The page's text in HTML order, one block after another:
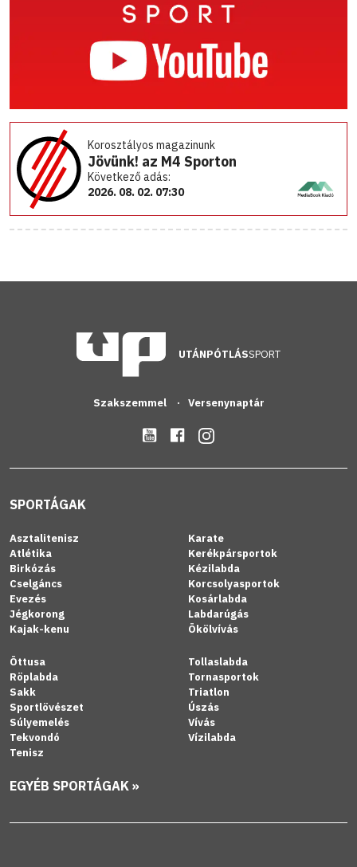
Korosztályos magazinunk
Jövünk! az M4 Sporton
Következő adás:
2026. 08. 02. 07:30
UTÁNPÓTLÁSSPORT
Szakszemmel Versenynaptár
SPORTÁGAK
Asztalitenisz
Atlétika
Birkózás
Cselgáncs
Evezés
Jégkorong
Kajak-kenu
Karate
Kerékpársportok
Kézilabda
Korcsolyasportok
Kosárlabda
Labdarúgás
Ökölvívás
Öttusa
Röplabda
Sakk
Sportlövészet
Súlyemelés
Tekvondó
Tenisz
Tollaslabda
Tornasportok
Triatlon
Úszás
Vívás
Vízilabda
EGYÉB SPORTÁGAK »